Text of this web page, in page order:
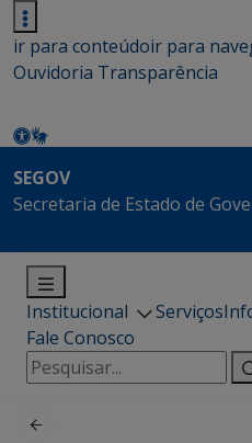
ir para conteúdoir para
Ouvidoria Transparência
SEGOV
Secretaria de Estado de
Institucional Serviços
Fale Conosco
Pesquisar
por: